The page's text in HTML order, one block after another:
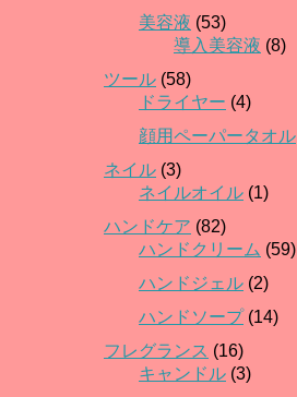
美容液 (53)
導入美容液 (8)
ツール (58)
ドライヤー (4)
顔用ペーパータオル
ネイル (3)
ネイルオイル (1)
ハンドケア (82)
ハンドクリーム (59)
ハンドジェル (2)
ハンドソープ(14)
フレグランス (16)
キャンドル (3)